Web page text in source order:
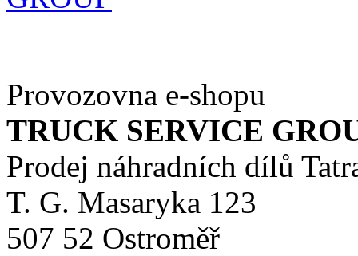
Provozovna e-shopu
TRUCK SERVICE
Prodej náhradních dílů
T. G. Masaryka 123
507 52 Ostroměř